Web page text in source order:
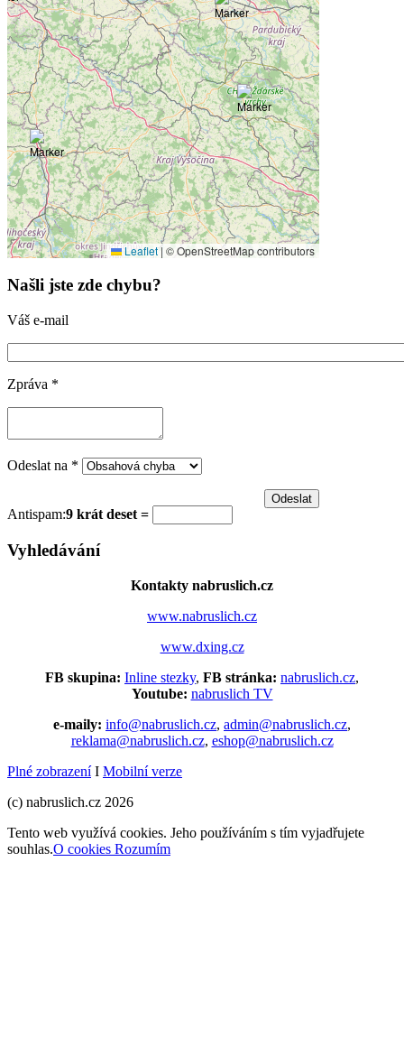
Leaflet | © OpenStreetMap contributors
Našli jste zde chybu?
Váš e-mail
Zpráva *
Odeslat na *
Antispam:9 krát deset =
Vyhledávání
Kontakty nabruslich.cz
www.nabruslich.cz
www.dxing.cz
FB skupina: Inline stezky, FB stránka: nabruslich.cz,
Youtube: nabruslich TV
e-maily: info@nabruslich.cz, admin@nabruslich.cz,
reklama@nabruslich.cz, eshop@nabruslich.cz
Plné zobrazeníI Mobilní verze
(c) nabruslich.cz 2026
Tento web využívá cookies. Jeho používáním s tím vyjadřujete
souhlas.O cookies Rozumím